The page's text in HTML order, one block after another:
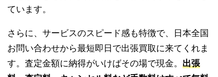
ています。
さらに、サービスのスピード感も特徴で、日本全国
お問い合わせから最短即日で出張買取に来てくれま
す。査定金額に納得がいけばその場で現金。 出張